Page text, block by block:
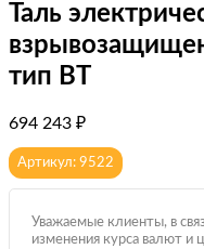
Таль
тип ВТ
694 243 ₽
Артикул: 9522
Уважаемые клиенты, в
изменения курса валют и